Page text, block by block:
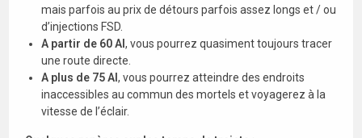
mais parfois au prix de détours parfois assez longs et / ou
d’injections FSD.
A partir de 60 Al, vous pourrez quasiment toujours tracer
une route directe.
A plus de 75 Al, vous pourrez atteindre des endroits
inaccessibles au commun des mortels et voyagerez à la
vitesse de l’éclair.